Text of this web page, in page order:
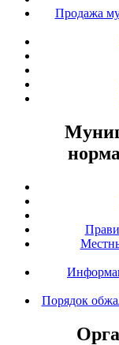
Продажа
Порядок